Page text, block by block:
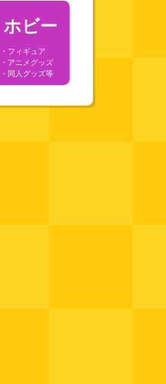
ホビー
・フィギュア
・アニメグッズ
・同人グッズ等